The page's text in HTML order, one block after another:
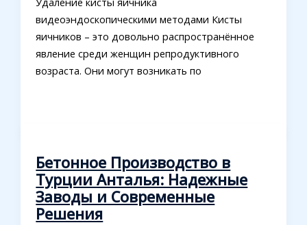
видеоэндоскопическими методами Кисты
яичников – это довольно распространённое
явление среди женщин репродуктивного
возраста. Они могут возникать по
Бетонное Производство в
Турции Анталья: Надежные
Заводы и Современные
Решения